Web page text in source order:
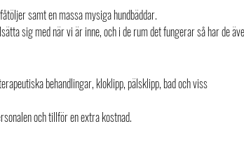
samt en massa mysiga hundbäddar.
sig med när vi är inne, och i de rum det fungerar så har de
behandlingar, kloklipp, pälsklipp, bad och viss
och tillför en extra kostnad.